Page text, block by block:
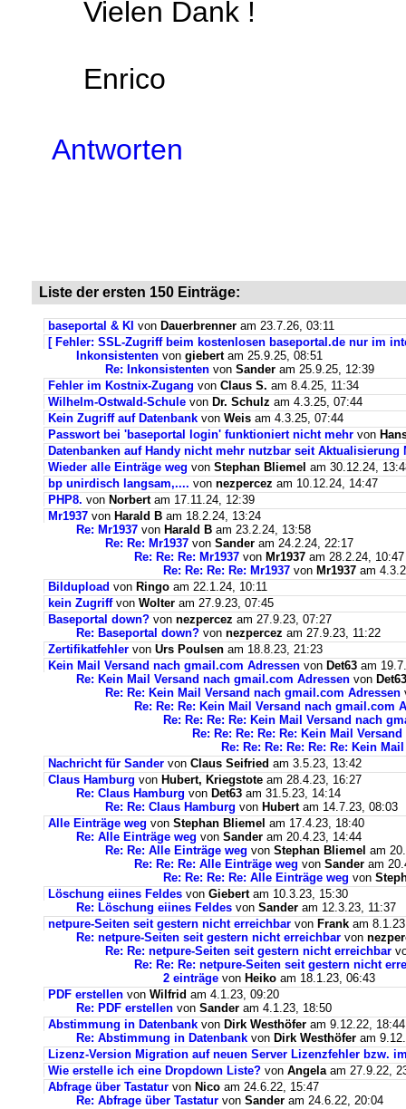
Vielen Dank !
Enrico
Antworten
Liste der ersten 150 Einträge:
baseportal & KI von Dauerbrenner am 23.7.26, 03:11
[ Fehler: SSL-Zugriff beim kostenlosen baseportal.de nur im
Inkonsistenten von giebertam 25.9.25, 08:51
Re: Inkonsistenten von Sander am 25.9.25, 12:39
Fehler im Kostnix-Zugang von Claus S. am 8.4.25, 11:34
Wilhelm-Ostwald-Schule von Dr. Schulz am 4.3.25, 07:44
Kein Zugriff auf Datenbank von Weis am 4.3.25, 07:44
Passwort bei 'baseportal login' funktioniert nicht mehr von
Datenbanken auf Handy nicht mehr nutzbar seit Aktualisierung
Wieder alle Einträge weg von Stephan Bliemel am 30.12.24,
bp unirdisch langsam,.... von nezpercez am 10.12.24, 14:47
PHP8. von Norbertam 17.11.24, 12:39
Mr1937 von Harald B am 18.2.24, 13:24
Re: Mr1937 von Harald B am 23.2.24, 13:58
Re: Re: Mr1937 von Sander am 24.2.24, 22:17
Re: Re: Re: Mr1937 von Mr1937 am 28.2.24, 10:47
Re: Re: Re: Re: Mr1937 von Mr1937 am
Bildupload von Ringo am 22.1.24, 10:11
kein Zugriffvon Wolter am 27.9.23, 07:45
Baseportal down? von nezpercez am 27.9.23, 07:27
Re: Baseportal down? von nezpercez am 27.9.23, 11:22
Zertifikatfehler von Urs Poulsen am 18.8.23, 21:23
Kein Mail Versand nach gmail.com Adressen von Det63 am
Re: Kein Mail Versand nach gmail.com Adressen von Det63
Re: Re: Kein Mail Versand nach gmail.com Adressen
Re: Re: Re: Kein Mail Versand nach gmail.com
Re: Re: Re: Re: Kein Mail Versand nach
Re: Re: Re: Re: Re: Kein Mail
Re: Re: Re: Re: Re: Re: Kein
Nachricht für Sander von Claus Seifried am 3.5.23, 13:42
Claus Hamburg von Hubert, Kriegstote am 28.4.23, 16:27
Re: Claus Hamburg von Det63 am 31.5.23, 14:14
Re: Re: Claus Hamburg von Hubertam 14.7.23, 08:03
Alle Einträge weg von Stephan Bliemel am 17.4.23, 18:40
Re: Alle Einträge weg von Sander am 20.4.23, 14:44
Re: Re: Alle Einträge weg von Stephan Bliemel am
Re: Re: Re: Alle Einträge weg von Sander am
Re: Re: Re: Re: Alle Einträge weg von
Löschung eiines Feldes von Giebertam 10.3.23, 15:30
Re: Löschung eiines Feldes von Sander am 12.3.23, 11:37
netpure-Seiten seit gestern nicht erreichbar von Frank am
Re: netpure-Seiten seit gestern nicht erreichbar von
Re: Re: netpure-Seiten seit gestern nicht erreichbar
Re: Re: Re: netpure-Seiten seit gestern nicht
2 einträge von Heiko am 18.1.23, 06:43
PDF erstellen von Wilfrid am 4.1.23, 09:20
Re: PDF erstellen von Sander am 4.1.23, 18:50
Abstimmung in Datenbank von Dirk Westhöfer am 9.12.22, 18:44
Re: Abstimmung in Datenbank von Dirk Westhöfer am
Lizenz-Version Migration auf neuen Server Lizenzfehler bzw.
Wie erstelle ich eine Dropdown Liste? von Angela am 27.9.22,
Abfrage über Tastatur von Nico am 24.6.22, 15:47
Re: Abfrage über Tastatur von Sander am 24.6.22, 20:04